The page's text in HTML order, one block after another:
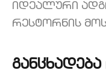
იდეალური
რესტორნის